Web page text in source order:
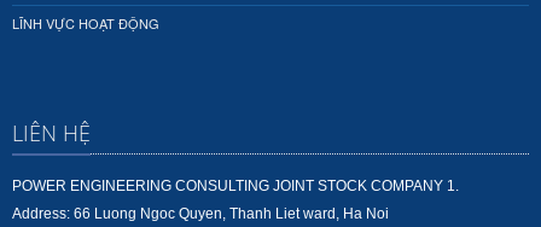
LĨNH VỰC HOẠT ĐỘNG
LIÊN HỆ
POWER ENGINEERING CONSULTING JOINT STOCK COMPANY 1.
Address: 66 Luong Ngoc Quyen, Thanh Liet ward, Ha Noi